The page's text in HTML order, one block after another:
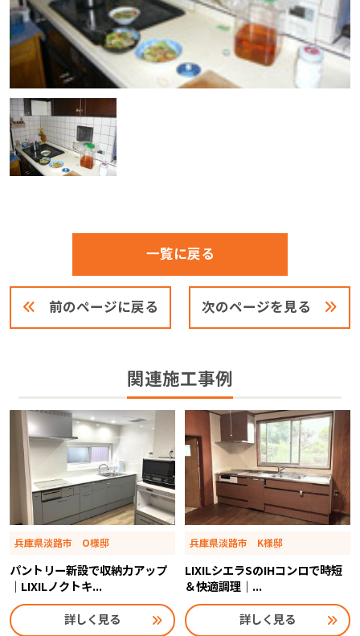
前のページに戻る
一覧に戻る
次のページを見る
関連施工事例
兵庫県淡路市 O様邸
パントリー新設で収納力アップ
｜LIXILノクトキ...
詳しく見る
兵庫県淡路市 K様邸
LIXILシエラSのIHコンロで時短
＆快適調理｜...
詳しく見る